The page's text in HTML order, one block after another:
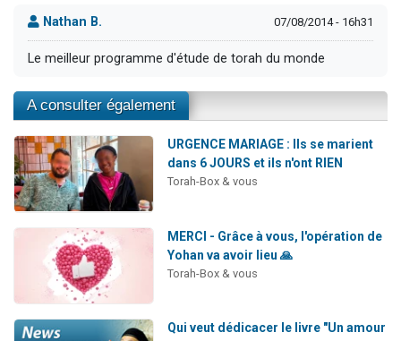
Nathan B. 07/08/2014 - 16h31
Le meilleur programme d'étude de torah du monde
A consulter également
URGENCE MARIAGE : Ils se marient
dans 6 JOURS et ils n'ont RIEN
Torah-Box & vous
MERCI - Grâce à vous, l'opération de
Yohan va avoir lieu 🙏
Torah-Box & vous
Qui veut dédicacer le livre "Un amour